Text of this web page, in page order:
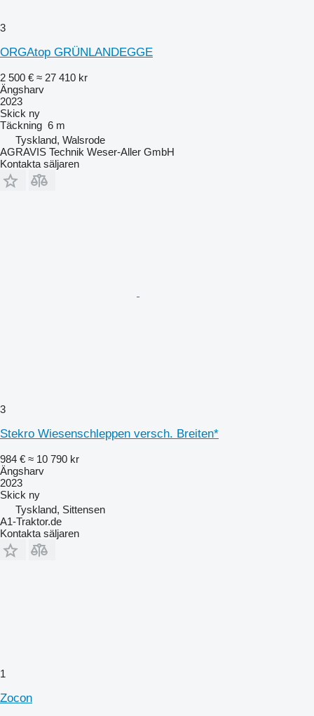
3
ORGAtop GRÜNLANDEGGE
2 500 € ≈ 27 410 kr
Ängsharv
2023
Skick ny
Täckning 6 m
Tyskland, Walsrode
AGRAVIS Technik Weser-Aller GmbH
Kontakta säljaren
3
Stekro Wiesenschleppen versch. Breiten*
984 € ≈ 10 790 kr
Ängsharv
2023
Skick ny
Tyskland, Sittensen
A1-Traktor.de
Kontakta säljaren
1
Zocon